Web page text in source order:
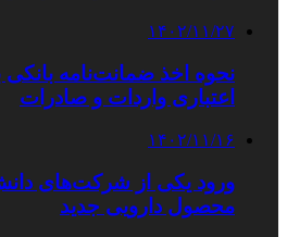
۱۴۰۲/۱۱/۲۷
نحوه اخذ ضمانت‌نامه
اعتباری واردات و صادرات
۱۴۰۲/۱۱/۱۶
محصول دارویی جدید